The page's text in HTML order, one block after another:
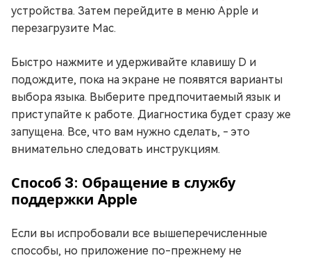
устройства. Затем перейдите в меню Apple и
перезагрузите Mac.
Быстро нажмите и удерживайте клавишу D и
подождите, пока на экране не появятся варианты
выбора языка. Выберите предпочитаемый язык и
приступайте к работе. Диагностика будет сразу же
запущена. Все, что вам нужно сделать, - это
внимательно следовать инструкциям.
Способ 3: Обращение в службу
поддержки Apple
Если вы испробовали все вышеперечисленные
способы, но приложение по-прежнему не